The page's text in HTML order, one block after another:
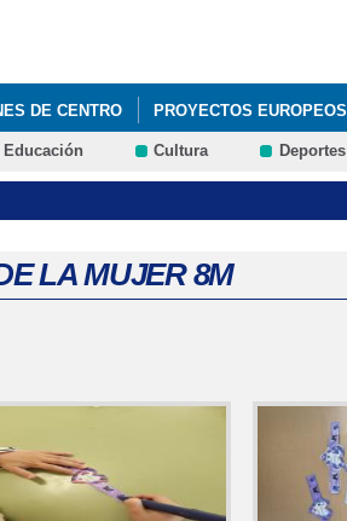
DE CENTRO PROYECTOS EUROPEOS
Educación Cultura Deportes
LA MUJER 8M